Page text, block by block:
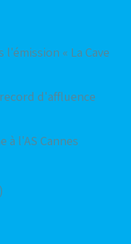
« La Cave
d'affluence
à l'AS Cannes